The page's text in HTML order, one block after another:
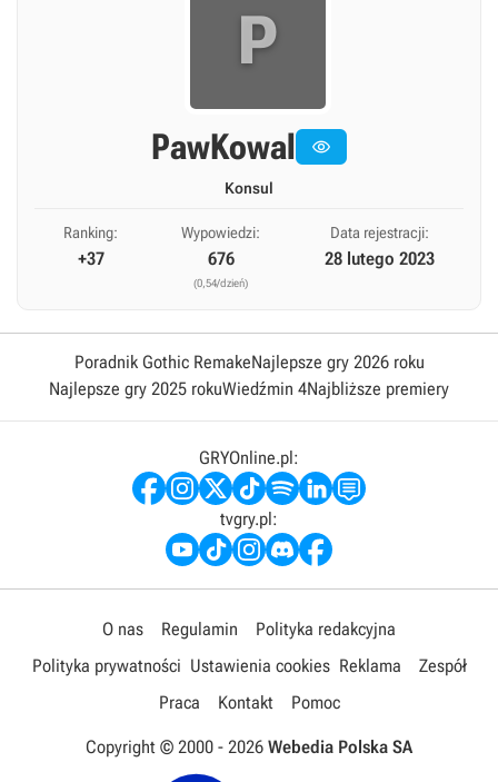
P
PawKowal 
Konsul
Ranking:
+37
Wypowiedzi:
676
(0,54/dzień)
Data rejestracji:
28 lutego 2023
Poradnik Gothic RemakeNajlepsze gry 2026 roku
Najlepsze gry 2025 rokuWiedźmin 4Najbliższe premiery
GRYOnline.pl:
tvgry.pl:
O nas Regulamin
Polityka redakcyjna
Polityka prywatności Ustawienia cookies Reklama
Zespół
Praca
Kontakt Pomoc
Copyright © 2000 - 2026 Webedia Polska SA